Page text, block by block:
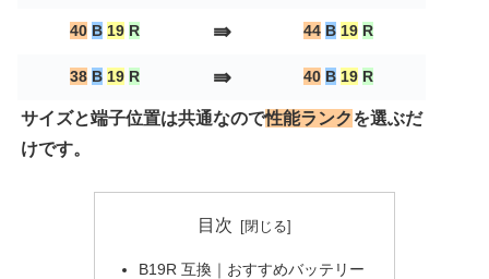
40 B 19 R ⇛ 44 B 19 R
38 B 19 R ⇛ 40 B 19 R
サイズと端子位置は共通なので性能ランクを選ぶだ
けです。
目次
B19R 互換｜おすすめバッテリー